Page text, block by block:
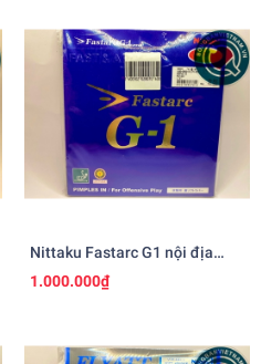
Nittaku Fastarc G1 nội địa
Nhật
1.000.000₫